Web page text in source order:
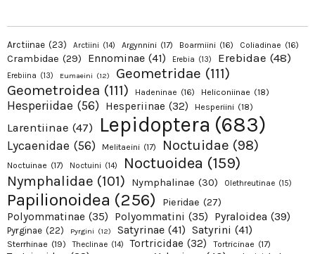
Arctiinae (23) Arctiini (14) Argynnini (17) Boarmiini (16) Coliadinae (16)
Crambidae (29) Ennominae (41) Erebia (13) Erebidae (48)
Erebiina (13) Eumaeini (12) Geometridae (111)
Geometroidea (111) Hadeninae (16) Heliconiinae (18)
Hesperiidae (56) Hesperiinae (32) Hesperiini (18)
Larentiinae (47) Lepidoptera (683)
Lycaenidae (56) Melitaeini (17) Noctuidae (98)
Noctuinae (17) Noctuini (14) Noctuoidea (159)
Nymphalidae (101) Nymphalinae (30) Olethreutinae (15)
Papilionoidea (256) Pieridae (27)
Polyommatinae (35) Polyommatini (35) Pyraloidea (39)
Pyrginae (22) Pyrgini (12) Satyrinae (41) Satyrini (41)
Sterrhinae (19) Theclinae (14) Tortricidae (32) Tortricinae (17)